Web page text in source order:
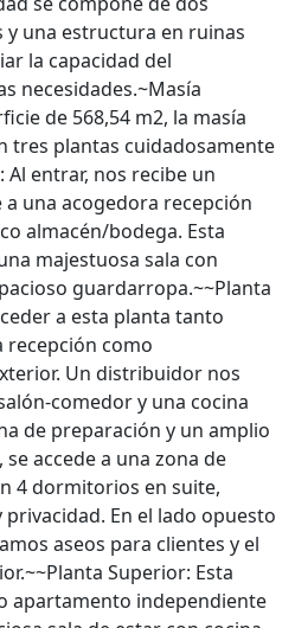
y una estructura en ruinas
la capacidad del
necesidades.~Masía
de 568,54 m2, la masía
tres plantas cuidadosamente
Al entrar, nos recibe un
una acogedora recepción
almacén/bodega. Esta
majestuosa sala con
guardarropa.~~Planta
a esta planta tanto
recepción como
Un distribuidor nos
comedor y una cocina
de preparación y un amplio
accede a una zona de
4 dormitorios en suite,
En el lado opuesto
aseos para clientes y el
Superior: Esta
apartamento independiente